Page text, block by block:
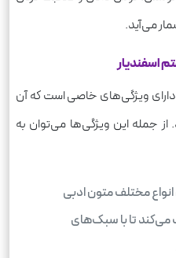
می‌آید.
اسفندیار
دارای ویژگی‌های خاصی است که آن
از جمله این ویژگی‌ها می‌توان به
مختلف متون ادبی
می‌کند تا با سبک‌های